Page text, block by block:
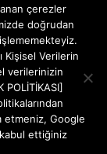
çerezler
doğrudan
Kişisel Verilerin
verilerinizin
etmeniz, Google
kabul ettiğiniz